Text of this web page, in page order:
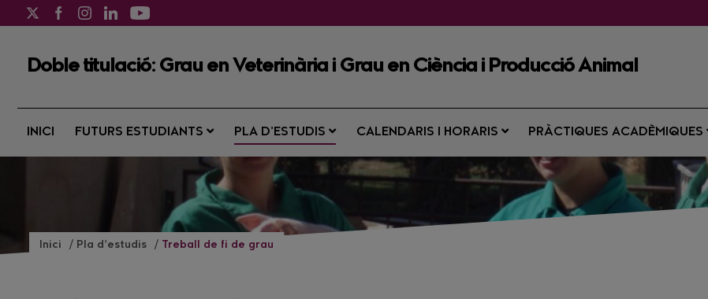
Doble titulació: Grau en Veterinària i Grau en Ciència i Producció Animal
INICI FUTURS ESTUDIANTS PLA D’ESTUDIS CALENDARIS I HORARIS PRÀCTIQUES ACADÈMIQUES
Inici Pla d’estudis Treball de fi de grau